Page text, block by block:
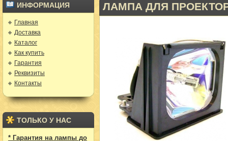
ИНФОРМАЦИЯ
Главная
Доставка
Каталог
Как купить
Гарантия
Реквизиты
Контакты
ТОЛЬКО У НАС
* Гарантия на лампы до
ЛАМПА ДЛЯ ПРОЕКТОРА